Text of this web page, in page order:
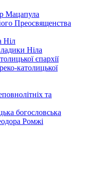
Мацапула
Преосвященства
Ніл
Ніла
єпархії
католицької
та
богословська
Ромжі